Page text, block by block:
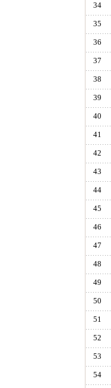
34
35
36
37
38
39
40
41
42
43
44
45
46
47
48
49
50
51
52
53
54